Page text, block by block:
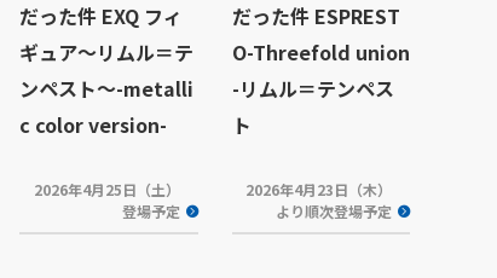
だった件 EXQ フィ
ギュア～リムル＝テ
ンペスト～-metalli
c color version-
2026年4月25日（土）
登場予定
だった件 ESPREST
O-Threefold union
-リムル＝テンペス
ト
2026年4月23日（木）
より順次登場予定